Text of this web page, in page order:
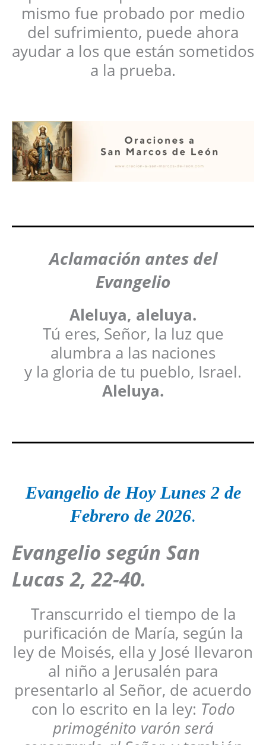
mismo fue probado por medio
del sufrimiento, puede ahora
ayudar a los que están sometidos
a la prueba.
Aclamación antes del
Evangelio
Aleluya, aleluya.
Tú eres, Señor, la luz que
alumbra a las naciones
y la gloria de tu pueblo, Israel.
Aleluya.
Evangelio de Hoy Lunes 2 de
Febrero de 2026.
Evangelio según San
Lucas 2, 22-40.
Transcurrido el tiempo de la
purificación de María, según la
ley de Moisés, ella y José llevaron
al niño a Jerusalén para
presentarlo al Señor, de acuerdo
con lo escrito en la ley: Todo
primogénito varón será